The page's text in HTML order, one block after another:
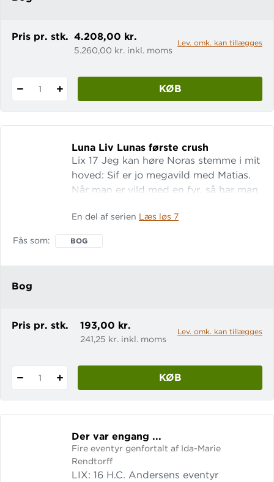
Pris pr. stk. 4.208,00 kr.
5.260,00 kr. inkl. moms
Lev. omk. kan tillægges
1 KØB
Luna Liv Lunas første crush
Lix 17 Jeg kan høre Noras stemme i mit
hoved: Sif er jo megavild med Matias.
Når man er vild med en fyr, så har man
ikke blive vilde med ham. Jeg
En del af serien Læs løs 7
Fås som BOG
Bog
Pris pr. stk. 193,00 kr.
241,25 kr. inkl. moms
Lev. omk. kan tillægges
1 KØB
Der var engang ...
Fire eventyr genfortalt af Ida-Marie
Rendtorff
LIX: 16 H.C. Andersens eventyr